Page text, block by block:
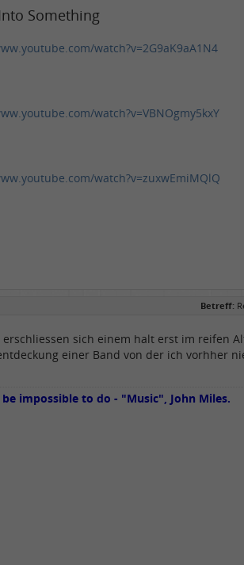
Something
watch?v=2G9aK9aA1N4
watch?v=VBNOgmy5kxY
watch?v=zuxwEmiMQlQ
Betreff:
sich einem halt erst im reifen
einer Band von der ich vorhher
impossible to do - "Music", John Miles.